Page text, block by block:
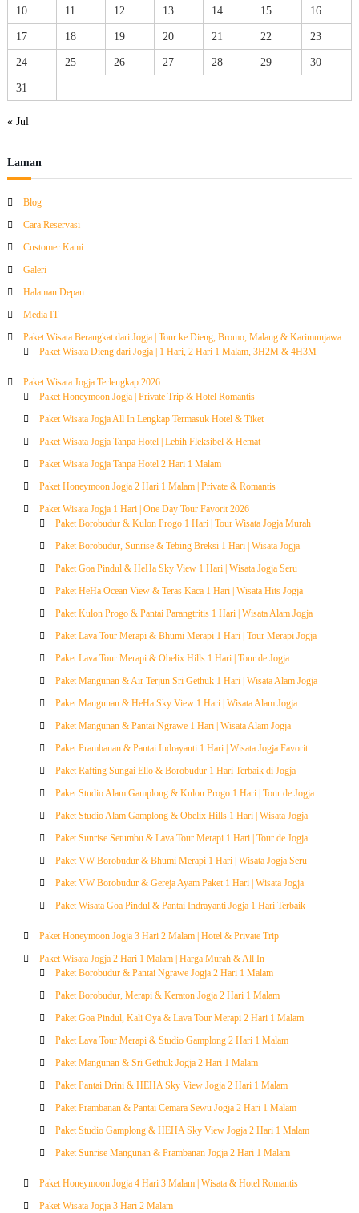
10 11 12 13 14 15 16
17 18 19 20 21 22 23
24 25 26 27 28 29 30
31
« Jul
Laman
Blog
Cara Reservasi
Customer Kami
Galeri
Halaman Depan
Media IT
Paket Wisata Berangkat dari Jogja | Tour ke Dieng, Bromo, Malang & Karimunjawa
Paket Wisata Dieng dari Jogja | 1 Hari, 2 Hari 1 Malam, 3H2M & 4H3M
Paket Wisata Jogja Terlengkap 2026
Paket Honeymoon Jogja | Private Trip & Hotel Romantis
Paket Wisata Jogja All In Lengkap Termasuk Hotel & Tiket
Paket Wisata Jogja Tanpa Hotel | Lebih Fleksibel & Hemat
Paket Wisata Jogja Tanpa Hotel 2 Hari 1 Malam
Paket Honeymoon Jogja 2 Hari 1 Malam | Private & Romantis
Paket Wisata Jogja 1 Hari | One Day Tour Favorit 2026
Paket Borobudur & Kulon Progo 1 Hari | Tour Wisata Jogja Murah
Paket Borobudur, Sunrise & Tebing Breksi 1 Hari | Wisata Jogja
Paket Goa Pindul & HeHa Sky View 1 Hari | Wisata Jogja Seru
Paket HeHa Ocean View & Teras Kaca 1 Hari | Wisata Hits Jogja
Paket Kulon Progo & Pantai Parangtritis 1 Hari | Wisata Alam Jogja
Paket Lava Tour Merapi & Bhumi Merapi 1 Hari | Tour Merapi Jogja
Paket Lava Tour Merapi & Obelix Hills 1 Hari | Tour de Jogja
Paket Mangunan & Air Terjun Sri Gethuk 1 Hari | Wisata Alam Jogja
Paket Mangunan & HeHa Sky View 1 Hari | Wisata Alam Jogja
Paket Mangunan & Pantai Ngrawe 1 Hari | Wisata Alam Jogja
Paket Prambanan & Pantai Indrayanti 1 Hari | Wisata Jogja Favorit
Paket Rafting Sungai Ello & Borobudur 1 Hari Terbaik di Jogja
Paket Studio Alam Gamplong & Kulon Progo 1 Hari | Tour de Jogja
Paket Studio Alam Gamplong & Obelix Hills 1 Hari | Wisata Jogja
Paket Sunrise Setumbu & Lava Tour Merapi 1 Hari | Tour de Jogja
Paket VW Borobudur & Bhumi Merapi 1 Hari | Wisata Jogja Seru
Paket VW Borobudur & Gereja Ayam Paket 1 Hari | Wisata Jogja
Paket Wisata Goa Pindul & Pantai Indrayanti Jogja 1 Hari Terbaik
Paket Honeymoon Jogja 3 Hari 2 Malam | Hotel & Private Trip
Paket Wisata Jogja 2 Hari 1 Malam | Harga Murah & All In
Paket Borobudur & Pantai Ngrawe Jogja 2 Hari 1 Malam
Paket Borobudur, Merapi & Keraton Jogja 2 Hari 1 Malam
Paket Goa Pindul, Kali Oya & Lava Tour Merapi 2 Hari 1 Malam
Paket Lava Tour Merapi & Studio Gamplong 2 Hari 1 Malam
Paket Mangunan & Sri Gethuk Jogja 2 Hari 1 Malam
Paket Pantai Drini & HEHA Sky View Jogja 2 Hari 1 Malam
Paket Prambanan & Pantai Cemara Sewu Jogja 2 Hari 1 Malam
Paket Studio Gamplong & HEHA Sky View Jogja 2 Hari 1 Malam
Paket Sunrise Mangunan & Prambanan Jogja 2 Hari 1 Malam
Paket Honeymoon Jogja 4 Hari 3 Malam | Wisata & Hotel Romantis
Paket Wisata Jogja 3 Hari 2 Malam